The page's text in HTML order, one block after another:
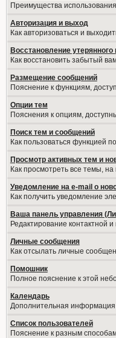
Преимущества
Авторизация и выход
Как авторизоваться и
Восстановление
Как восстановить забытый
Размещение сообщений
Пояснение к функциям,
Опции тем
Пояснения к опциям,
Поиск тем и сообщений
Как пользоваться функцией
Просмотр активных тем и
Как просмотреть все темы,
Уведомление на е-mail о
Как получить уведомление
Ваша панель управления
Редактирование контактной
Личные сообщения
Как отсылать личные
Помошник
Полное пояснение к этой
Календарь
Дополнительная
Список пользователей
Пояснение к разным